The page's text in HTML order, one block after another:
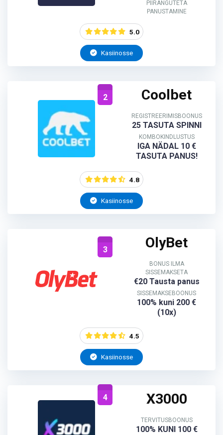
PIIRANGUTETA
PANUSTAMINE
5.0
Kasiinosse
2 Coolbet
REGISTREERIMISBOONUS
25 TASUTA SPINNI
KOMBOKINDLUSTUS
IGA NÄDAL 10 €
TASUTA PANUS!
4.8
Kasiinosse
3 OlyBet
BONUS ILMA
SISSEMAKSETA
€20 Tausta panus
SISSEMAKSEBOONUS
100% kuni 200 €
(10x)
4.5
Kasiinosse
4 X3000
TERVITUSBOONUS
100% KUNI 100 €